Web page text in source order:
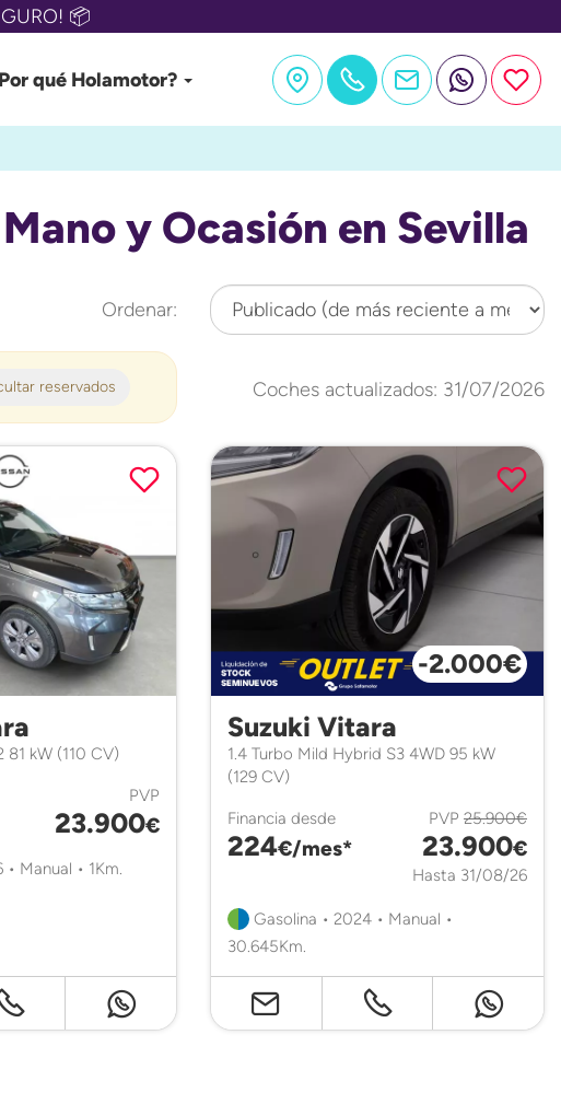
📦
qué Holamotor?
y Ocasión en Sevilla
Ordenar:
reservados Coches actualizados: 31/07/2026
81 kW (110 CV)
PVP
23.900€
Manual • 1Km.
-2.000€
Suzuki Vitara
1.4 Turbo Mild Hybrid S3 4WD 95 kW
(129 CV)
Financia desde
224€/mes*
PVP 25.900€
23.900€
Hasta 31/08/26
Gasolina • 2024 • Manual •
30.645Km.